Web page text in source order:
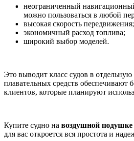
неограниченный
можно пользоваться в любой
высокая скорость передвижения;
экономичный расход топлива;
широкий выбор моделей.
Это выводит класс судов в
плавательных средств обеспечивают
клиентов, которые планируют
Купите судно на воздушной подушке
для вас откроется вся простота и